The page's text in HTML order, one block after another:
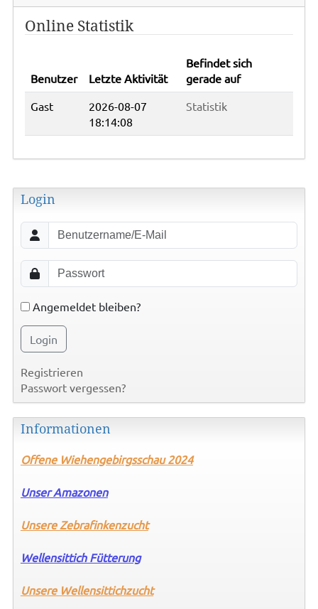
Online Statistik
Benutzer Letzte Aktivität
Befindet sich
gerade auf
Gast
2026-08-07
18:14:08
Statistik
Login
Angemeldet bleiben?
Login
Registrieren
Passwort vergessen?
Informationen
Offene Wiehengebirgsschau 2024
Unser Amazonen
Unsere Zebrafinkenzucht
Wellensittich Fütterung
Unsere Wellensittichzucht